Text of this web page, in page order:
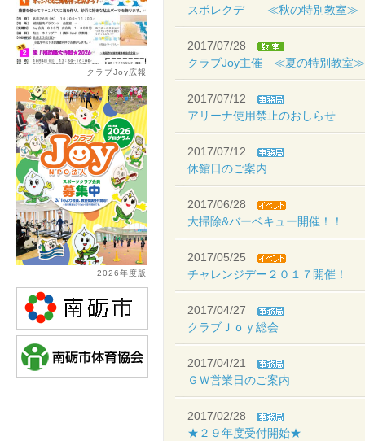
スポレクデ― ≪秋の特別教室≫
2017/07/28
クラブJoy主催 ≪夏の特別教室≫
2017/07/12
アリーナ使用禁止のおしらせ
2017/07/12
休館日のご案内
2017/06/28
大掃除&バーベキュー開催！！
2017/05/25
チャレンジデー２０１７開催！
2017/04/27
クラブＪｏｙ総会
2017/04/21
ＧＷ営業日のご案内
2017/02/28
★２９年度受付開始★
クラブJoy広報
2026年度版